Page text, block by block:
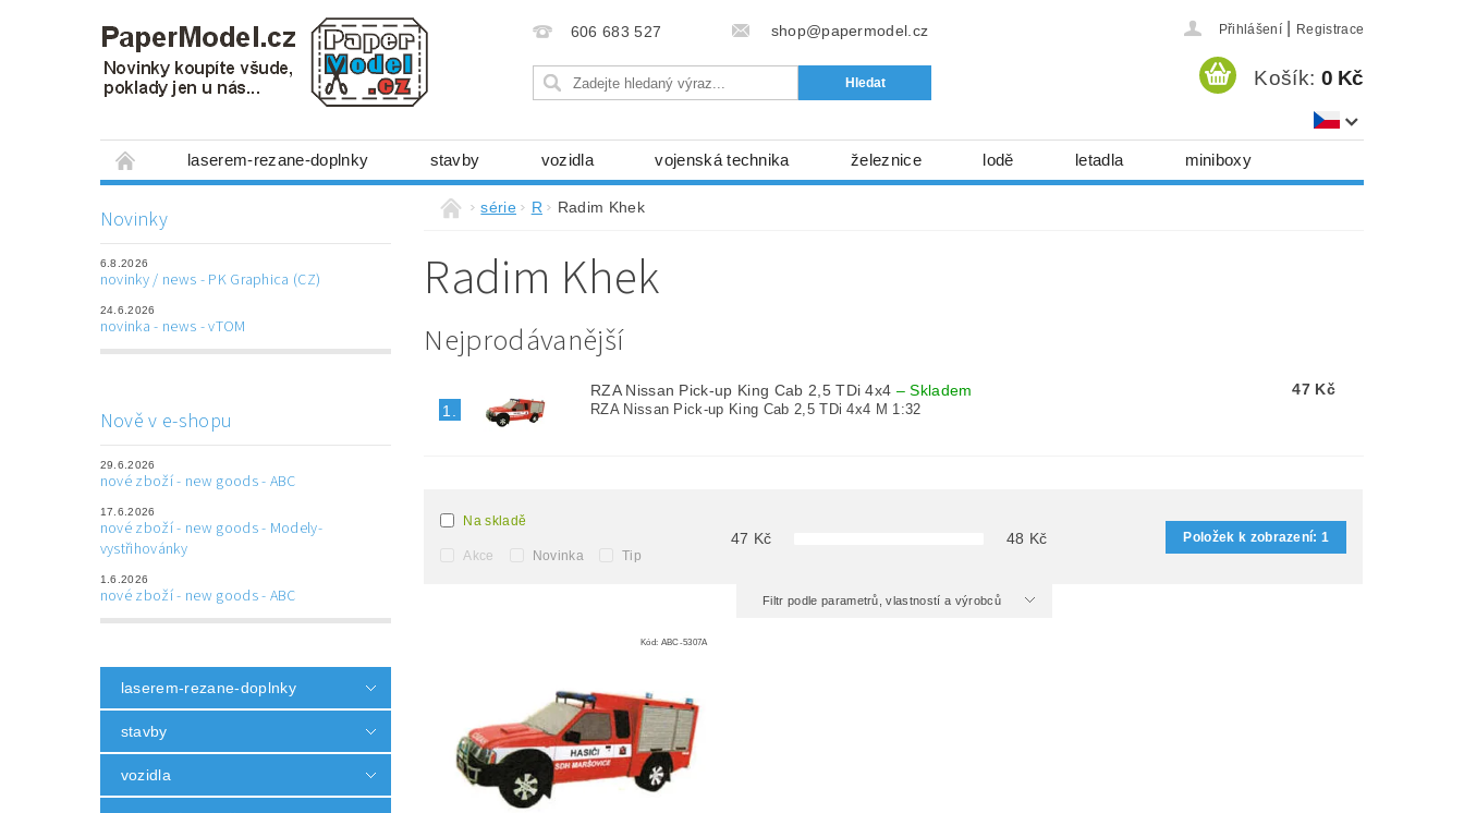
606 683 527 shop@papermodel.cz Přihlášení Registrace
Košík: 0 Kč
laserem-rezane-doplnky stavby vozidla vojenská technika železnice lodě letadla miniboxy
mechanismy, stavební stroje
laserem řezané doplňky 3D tištěné doplňky modelářské potřeby
Napište nám
Novinky
6.8.2026
novinky / news - PK Graphica (CZ)
24.6.2026
novinka - news - vTOM
Nově v e-shopu
29.6.2026
nové zboží - new goods - ABC
17.6.2026
nové zboží - new goods - Modely-
vystřihovánky
1.6.2026
nové zboží - new goods - ABC
laserem-rezane-doplnky
stavby
vozidla
série R Radim Khek
Radim Khek
Nejprodávanější
1.
RZA Nissan Pick-up King Cab 2,5 TDi 4x4 –Skladem
RZA Nissan Pick-up King Cab 2,5 TDi 4x4 M 1:32
47 Kč
Na skladě
Akce Novinka Tip
47 Kč 48 Kč Položek k zobrazení:1
Filtr podle parametrů, vlastností a výrobců
Kód: ABC-5307A